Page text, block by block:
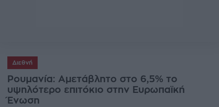
Διεθνή
Ρουμανία: Αμετάβλητο στο 6,5% το
υψηλότερο επιτόκιο στην Ευρωπαϊκή
Ένωση